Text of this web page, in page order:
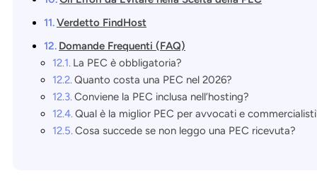
Verdetto FindHost
Domande Frequenti (FAQ)
La PEC è obbligatoria?
Quanto costa una PEC nel 2026?
Conviene la PEC inclusa nell’hosting?
Qual è la miglior PEC per avvocati e
Cosa succede se non leggo una PEC ricevuta?